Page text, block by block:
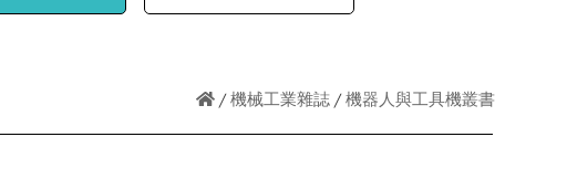
機械工業雜誌 機器人與工具機叢書